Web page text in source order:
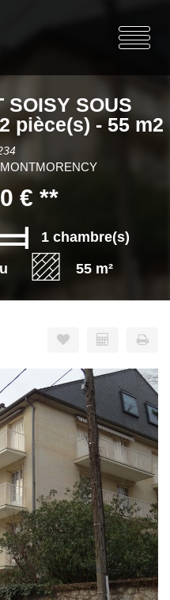
SOISY SOUS
pièce(s) - 55 m2
€ **
1 chambre(s)
55 m²